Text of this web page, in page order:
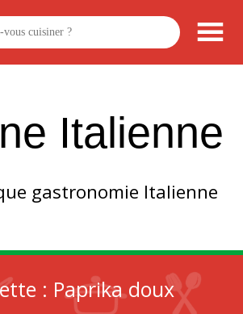
Italienne
gastronomie Italienne
: Paprika doux